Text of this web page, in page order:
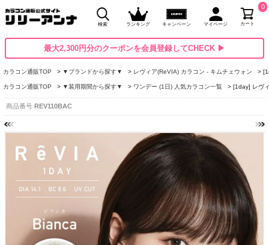
検索 ランキング キャンペーン マイページ カート
0
最大2,300円分のクーポンを会員登録してCHECK ▶
カラコン通販TOP ▼ブランドから探す▼ レヴィア(ReVIA) カラコン - キムチェウォン
カラコン通販TOP ▼装用期間から探す▼ ワンデー (1日) 人気カラコン一覧 [1day] レヴ
商品番号 REV110BAC